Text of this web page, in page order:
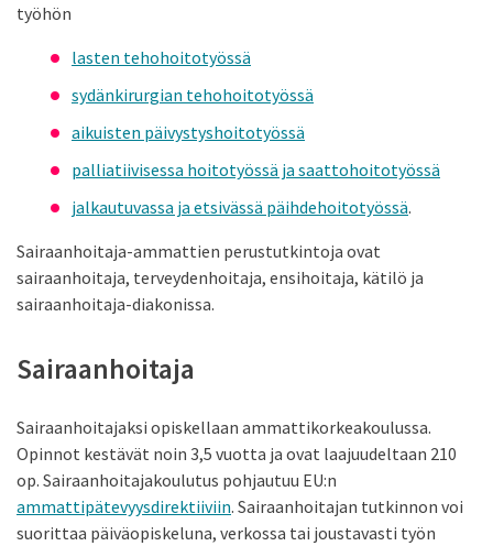
työhön
lasten tehohoitotyössä
sydänkirurgian tehohoitotyössä
aikuisten päivystyshoitotyössä
palliatiivisessa hoitotyössä ja saattohoitotyössä
jalkautuvassa ja etsivässä päihdehoitotyössä.
Sairaanhoitaja-ammattien perustutkintoja ovat
sairaanhoitaja, terveydenhoitaja, ensihoitaja, kätilö ja
sairaanhoitaja-diakonissa.
Sairaanhoitaja
Sairaanhoitajaksi opiskellaan ammattikorkeakoulussa.
Opinnot kestävät noin 3,5 vuotta ja ovat laajuudeltaan 210
op. Sairaanhoitajakoulutus pohjautuu EU:n
ammattipätevyysdirektiiviin. Sairaanhoitajan tutkinnon voi
suorittaa päiväopiskeluna, verkossa tai joustavasti työn